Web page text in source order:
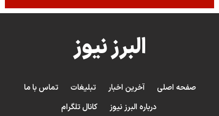
البرز نیوز
صفحه اصلی آخرین اخبار تبلیغات
تماس با ما
درباره البرز نیوز
کانال تلگرام